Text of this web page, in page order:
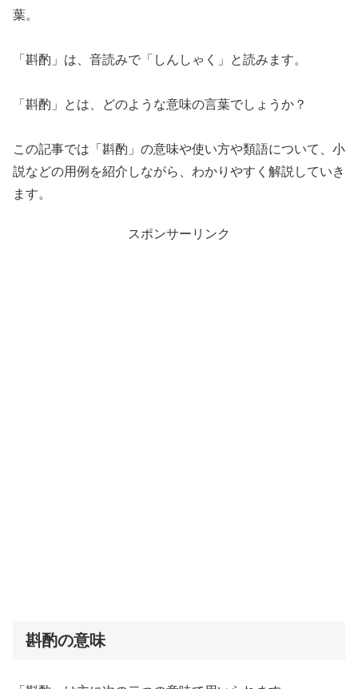
葉。
「斟酌」は、音読みで「しんしゃく」と読みます。
「斟酌」とは、どのような意味の言葉でしょうか？
この記事では「斟酌」の意味や使い方や類語について、小
説などの用例を紹介しながら、わかりやすく解説していき
ます。
スポンサーリンク
斟酌の意味